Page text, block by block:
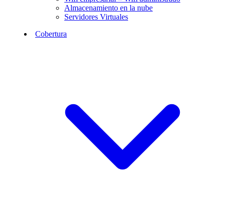
Almacenamiento en la nube
Servidores Virtuales
Cobertura